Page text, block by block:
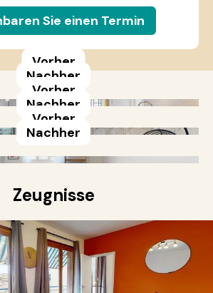
Sie einen Termin
Vorher
Nachher
Vorher
Nachher
Vorher
Nachher
Zeugnisse